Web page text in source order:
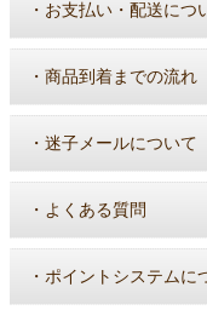
・ お支払い・配送につ
・ 商品到着までの流れ
・ 迷子メールについて
・ よくある質問
・ ポイントシステムに